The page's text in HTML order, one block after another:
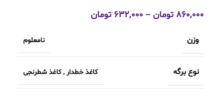
۸۶۰,۰۰۰ تومان – ۶۳۲,۰۰۰ تومان
وزن نامعلوم
نوع برگه کاغذ خطدار ,کاغذ شطرنجی